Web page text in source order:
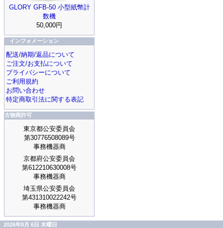
GLORY GFB-50 小型紙幣計
数機
50,000円
インフォメーション
配送/納期/返品について
ご注文/お支払について
プライバシーについて
ご利用規約
お問い合わせ
特定商取引法に関する表記
古物商許可
東京都公安委員会
第30776508089号
事務機器商
京都府公安委員会
第612210630008号
事務機器商
埼玉県公安委員会
第431310022242号
事務機器商
2026年8月 6日 木曜日